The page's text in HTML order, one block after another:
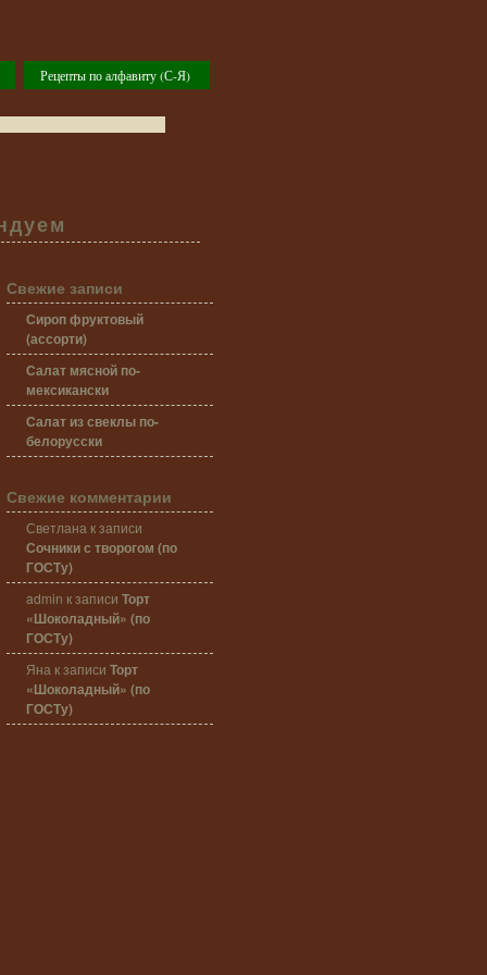
Рецепты по алфавиту (С-Я)
Свежие записи
Сироп фруктовый
(ассорти)
Салат мясной по-
мексикански
Салат из свеклы по-
белорусски
Свежие комментарии
Светлана к записи
Сочники с творогом (по
ГОСТу)
admin к записи Торт
«Шоколадный» (по
ГОСТу)
Яна к записи Торт
«Шоколадный» (по
ГОСТу)